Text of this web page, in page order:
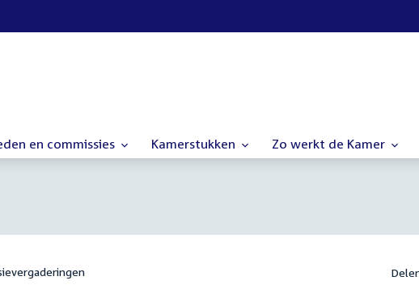
en commissies Kamerstukken Zo werkt de Kamer